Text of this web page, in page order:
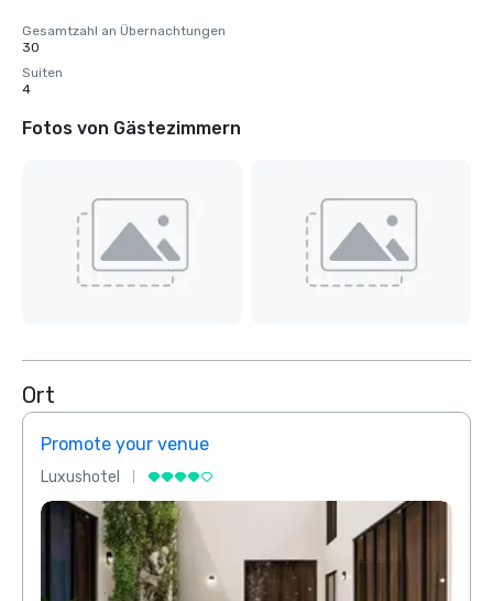
Gesamtzahl an Übernachtungen
30
Suiten
4
Fotos von Gästezimmern
Ort
Promote your venue
Luxushotel